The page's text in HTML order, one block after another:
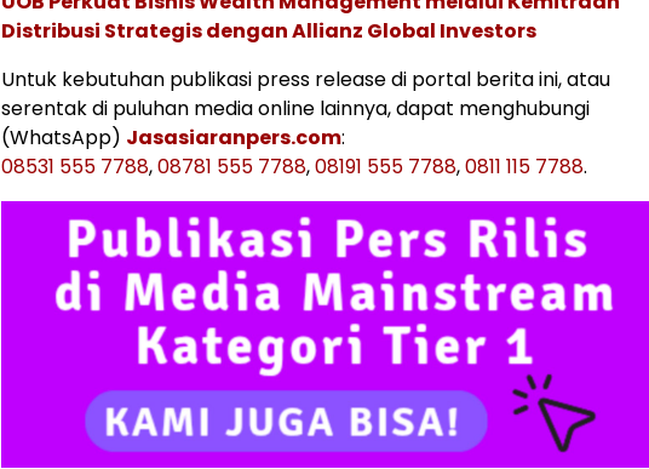
Distribusi Strategis dengan Allianz Global Investors
Untuk kebutuhan publikasi press release di portal berita ini, atau
serentak di puluhan media online lainnya, dapat menghubungi
(WhatsApp) Jasasiaranpers.com:
08531 555 7788,08781 555 7788,08191 555 7788,0811 115 7788.